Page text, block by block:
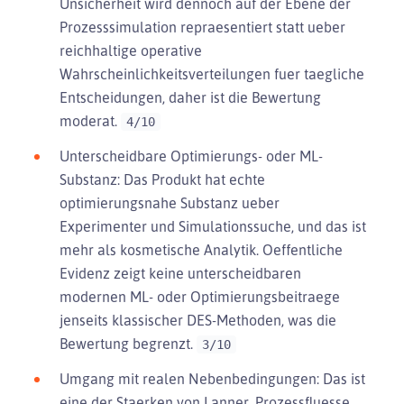
Prozesssimulation repraesentiert statt ueber
reichhaltige operative
Wahrscheinlichkeitsverteilungen fuer taegliche
Entscheidungen, daher ist die Bewertung
moderat.
4/10
Unterscheidbare Optimierungs- oder ML-
Substanz: Das Produkt hat echte
optimierungsnahe Substanz ueber
Experimenter und Simulationssuche, und das ist
mehr als kosmetische Analytik. Oeffentliche
Evidenz zeigt keine unterscheidbaren
modernen ML- oder Optimierungsbeitraege
jenseits klassischer DES-Methoden, was die
Bewertung begrenzt.
3/10
Umgang mit realen Nebenbedingungen: Das ist